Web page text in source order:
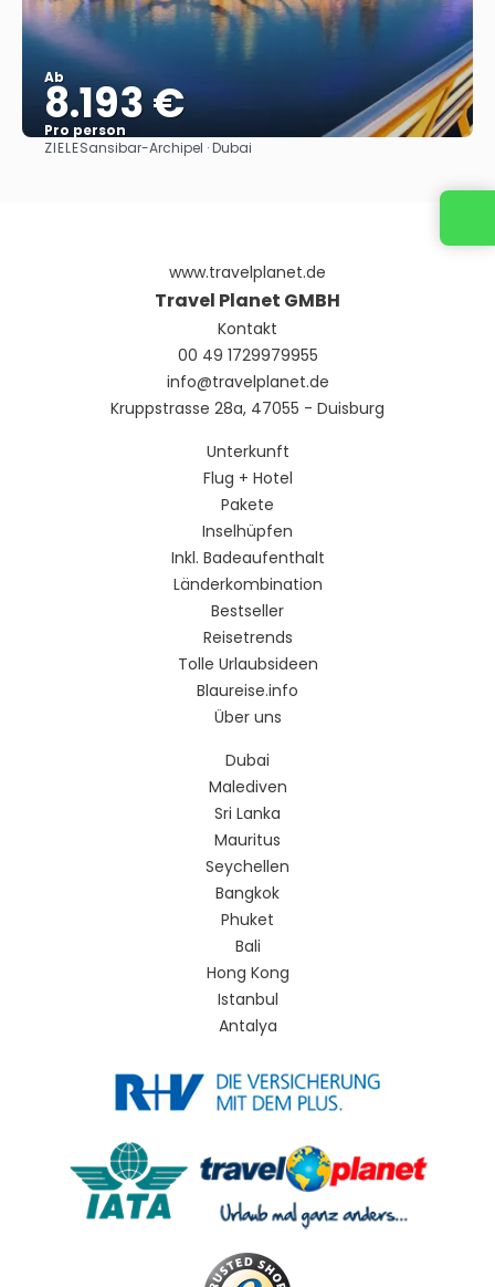
Ab
8.193 €
Pro person
Sehen
ZIELESansibar-Archipel · Dubai
www.travelplanet.de
Travel Planet GMBH
Kontakt
00 49 1729979955
info@travelplanet.de
Kruppstrasse 28a, 47055 - Duisburg
Unterkunft
Flug + Hotel
Pakete
Inselhüpfen
Inkl. Badeaufenthalt
Länderkombination
Bestseller
Reisetrends
Tolle Urlaubsideen
Blaureise.info
Über uns
Dubai
Malediven
Sri Lanka
Mauritus
Seychellen
Bangkok
Phuket
Bali
Hong Kong
Istanbul
Antalya